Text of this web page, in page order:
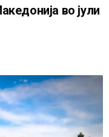
во јули